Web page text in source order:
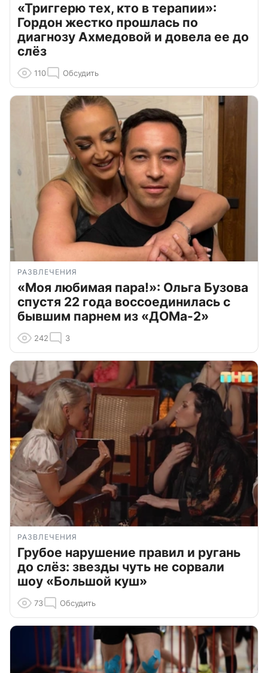
«Триггерю тех, кто в терапии»:
Гордон жестко прошлась по
диагнозу Ахмедовой и довела ее до
слёз
110 Обсудить
РАЗВЛЕЧЕНИЯ
«Моя любимая пара!»: Ольга Бузова
спустя 22 года воссоединилась с
бывшим парнем из «ДОМа-2»
242 3
РАЗВЛЕЧЕНИЯ
Грубое нарушение правил и ругань
до слёз: звезды чуть не сорвали
шоу «Большой куш»
73 Обсудить